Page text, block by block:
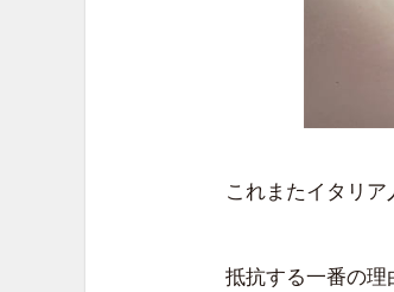
これまたイタリア
抵抗する一番の理